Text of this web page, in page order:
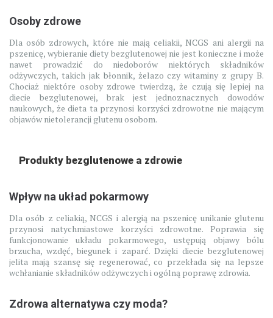
Osoby zdrowe
Dla osób zdrowych, które nie mają celiakii, NCGS ani alergii na
pszenicę, wybieranie diety bezglutenowej nie jest konieczne i może
nawet prowadzić do niedoborów niektórych składników
odżywczych, takich jak błonnik, żelazo czy witaminy z grupy B.
Chociaż niektóre osoby zdrowe twierdzą, że czują się lepiej na
diecie bezglutenowej, brak jest jednoznacznych dowodów
naukowych, że dieta ta przynosi korzyści zdrowotne nie mającym
objawów nietolerancji glutenu osobom.
Produkty bezglutenowe a zdrowie
Wpływ na układ pokarmowy
Dla osób z celiakią, NCGS i alergią na pszenicę unikanie glutenu
przynosi natychmiastowe korzyści zdrowotne. Poprawia się
funkcjonowanie układu pokarmowego, ustępują objawy bólu
brzucha, wzdęć, biegunek i zaparć. Dzięki diecie bezglutenowej
jelita mają szansę się regenerować, co przekłada się na lepsze
wchłanianie składników odżywczych i ogólną poprawę zdrowia.
Zdrowa alternatywa czy moda?